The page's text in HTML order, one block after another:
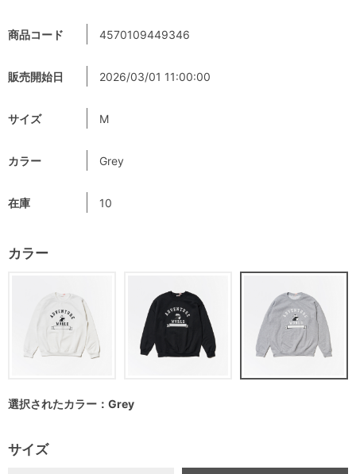
商品コード 4570109449346
販売開始日 2026/03/01 11:00:00
サイズ M
カラー Grey
在庫 10
カラー
選択されたカラー：Grey
サイズ